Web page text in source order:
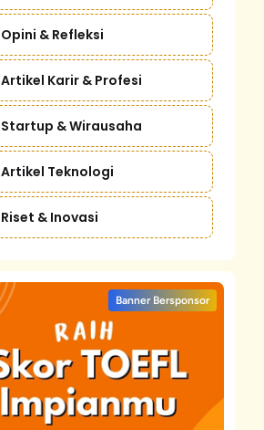
Opini & Refleksi
Artikel Karir & Profesi
Startup & Wirausaha
Artikel Teknologi
Riset & Inovasi
Banner Bersponsor